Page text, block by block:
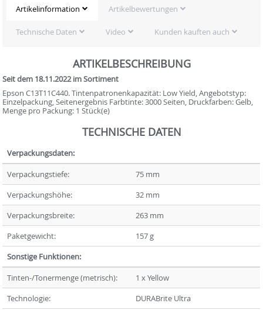
Artikelinformation Artikelbewertungen
Technische Daten Video Kunden kauften auch
ARTIKELBESCHREIBUNG
Seit dem 18.11.2022 im Sortiment
Epson C13T11C440. Tintenpatronenkapazität: Low Yield, Angebotstyp:
Einzelpackung, Seitenergebnis Farbtinte: 3000 Seiten, Druckfarben: Gelb,
Menge pro Packung: 1 Stück(e)
TECHNISCHE DATEN
Verpackungsdaten:
Verpackungstiefe:
75 mm
Verpackungshöhe:
32 mm
Verpackungsbreite:
263 mm
Paketgewicht:
157 g
Sonstige Funktionen:
Tinten-/Tonermenge (metrisch):
1 x Yellow
Technologie:
DURABrite Ultra